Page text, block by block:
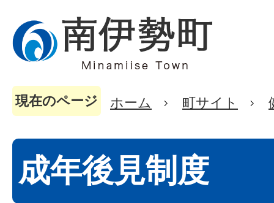
現在のページ ホーム 町サイト
成年後見制度